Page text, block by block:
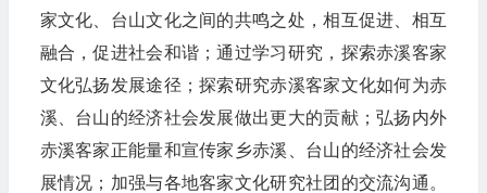
家文化、台山文化之间的共鸣之处，相互促进、相互
融合，促进社会和谐；通过学习研究，探索赤溪客家
文化弘扬发展途径；探索研究赤溪客家文化如何为赤
溪、台山的经济社会发展做出更大的贡献；弘扬内外
赤溪客家正能量和宣传家乡赤溪、台山的经济社会发
展情况；加强与各地客家文化研究社团的交流沟通。